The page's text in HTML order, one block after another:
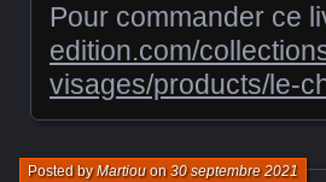
Pour commander ce
edition.com/
visages/products/le-
Posted byMartiouon30 septembre 2021